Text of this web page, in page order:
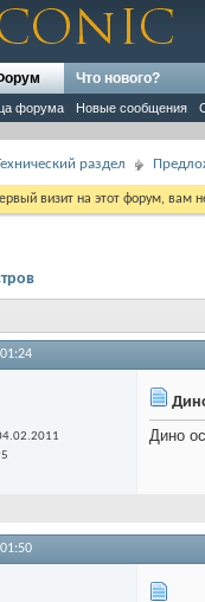
форума Новые сообщения
Что нового?
раздел
визит на этот форум, вам
01:24
Дино
01:50